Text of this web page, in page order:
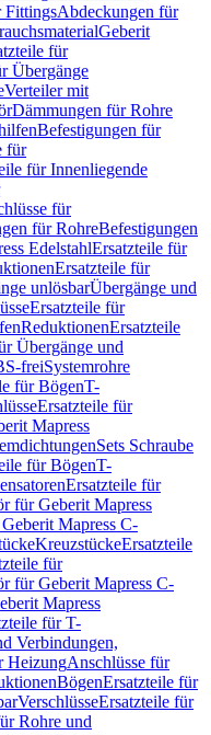
FittingsAbdeckungen für
Geberit
für
Übergänge
Verteiler mit
Dämmungen für Rohre
Befestigungen für
für
für Innenliegende
für
für RohreBefestigungen
EdelstahlErsatzteile für
Ersatzteile für
unlösbarÜbergänge und
Ersatzteile für
ReduktionenErsatzteile
Übergänge und
freiSystemrohre
für BögenT-
Ersatzteile für
Mapress
Sets Schraube
für BögenT-
Ersatzteile für
für Geberit Mapress
Mapress C-
KreuzstückeErsatzteile
für
für Geberit Mapress C-
Mapress
für T-
Verbindungen,
HeizungAnschlüsse für
BögenErsatzteile für
VerschlüsseErsatzteile für
Rohre und